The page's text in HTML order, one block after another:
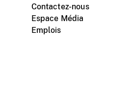
Contactez-nous
Espace Média
Emplois